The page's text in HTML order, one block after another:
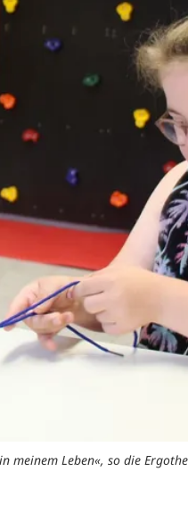
meinem Leben«, so die